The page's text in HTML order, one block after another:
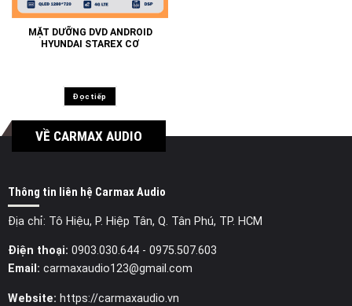
MẶT DƯỠNG DVD ANDROID
HYUNDAI STAREX CƠ
Đọc tiếp
VỀ CARMAX AUDIO
Thông tin liên hệ Carmax Audio
Địa chỉ: Tô Hiệu, P. Hiệp Tân, Q. Tân Phú, TP. HCM
Điện thoại: 0903.030.644- 0975.507.603
Email: carmaxaudio123@gmail.com
Website: https://carmaxaudio.vn